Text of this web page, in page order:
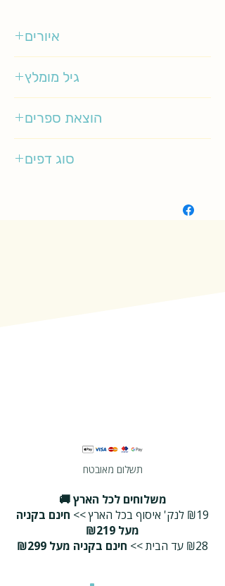
איורים
גיל מומלץ
הוצאת ספרים
סוג דפים
תשלום מאובטח
משלוחים לכל הארץ 🚚
₪19 לנק' איסוף בכל הארץ >>
חינם בקניה
מעל ₪219
₪28 עד הבית >>
חינם בקניה מעל ₪299